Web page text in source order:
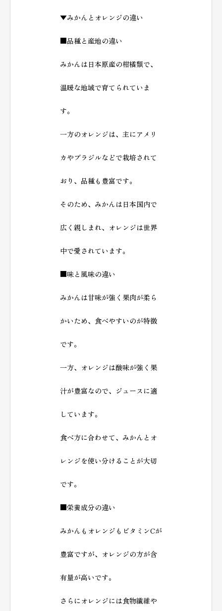
▼みかんとオレンジの違い
■品種と産地の違い
みかんは日本原産の柑橘類で、
温暖な地域で育てられていま
す。
一方のオレンジは、主にアメリ
カやブラジルなどで栽培されて
おり、品種も豊富です。
そのため、みかんは日本国内で
広く親しまれ、オレンジは世界
中で愛されています。
■味と風味の違い
みかんは甘味が強く果肉が柔ら
かいため、食べやすいのが特徴
です。
一方、オレンジは酸味が強く果
汁が豊富なので、ジュースに適
しています。
食べ方に合わせて、みかんとオ
レンジを使い分けることが大切
です。
■栄養成分の違い
みかんもオレンジもビタミンCが
豊富ですが、オレンジの方が含
有量が高いです。
さらにオレンジには食物繊維や